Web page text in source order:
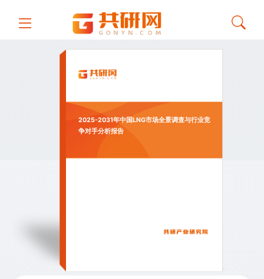
2025-2031年中国LNG市场全景调查与行业竞
争对手分析报告